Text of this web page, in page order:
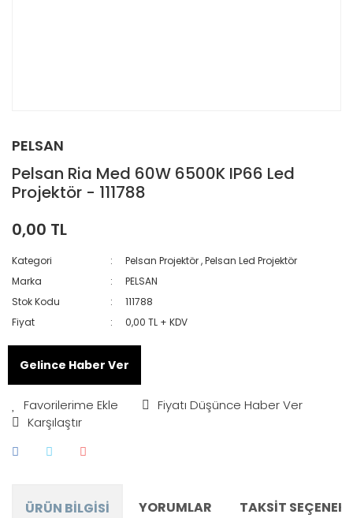
PELSAN
Pelsan Ria Med 60W 6500K IP66 Led
Projektör - 111788
0,00 TL
Kategori Pelsan Projektör,Pelsan Led Projektör
Marka
PELSAN
Stok Kodu
111788
Fiyat
0,00 TL + KDV
Gelince Haber Ver
Fiyatı Düşünce Haber Ver
Karşılaştır
ÜRÜN BILGISI YORUMLAR TAKSIT